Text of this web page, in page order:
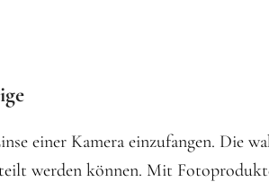
einer Kamera einzufangen. Die
werden können. Mit